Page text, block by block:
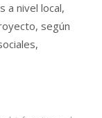
a nivel local,
según